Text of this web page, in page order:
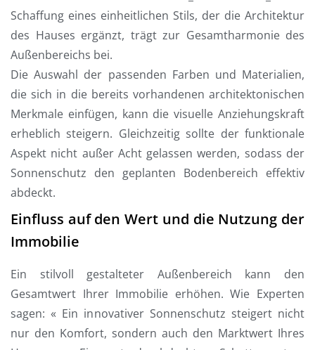
Schaffung eines einheitlichen Stils, der die Architektur
des Hauses ergänzt, trägt zur Gesamtharmonie des
Außenbereichs bei.
Die Auswahl der passenden Farben und Materialien,
die sich in die bereits vorhandenen architektonischen
Merkmale einfügen, kann die visuelle Anziehungskraft
erheblich steigern. Gleichzeitig sollte der funktionale
Aspekt nicht außer Acht gelassen werden, sodass der
Sonnenschutz den geplanten Bodenbereich effektiv
abdeckt.
Einfluss auf den Wert und die Nutzung der
Immobilie
Ein stilvoll gestalteter Außenbereich kann den
Gesamtwert Ihrer Immobilie erhöhen. Wie Experten
sagen: « Ein innovativer Sonnenschutz steigert nicht
nur den Komfort, sondern auch den Marktwert Ihres